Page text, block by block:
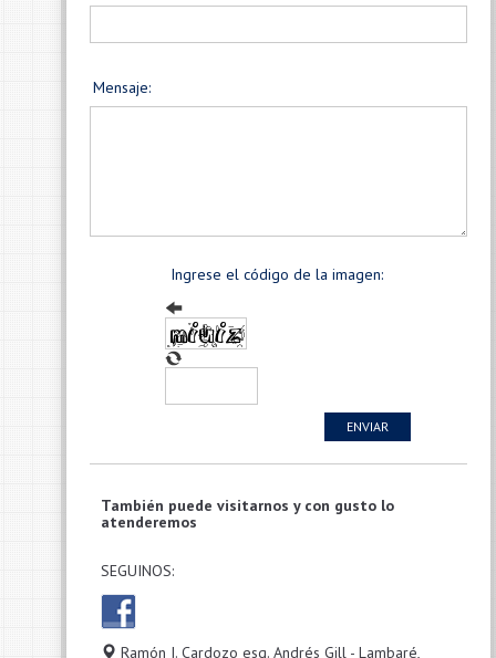
Mensaje:
Ingrese el código de la imagen:
ENVIAR
También puede visitarnos y con gusto lo
atenderemos
SEGUINOS:
Ramón I. Cardozo esq. Andrés Gill - Lambaré,